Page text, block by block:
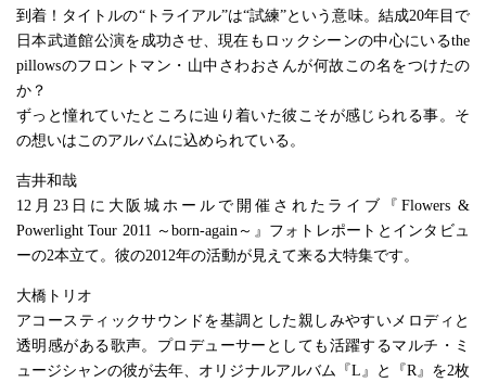
到着！タイトルの“トライアル”は“試練”という意味。結成20年目で
日本武道館公演を成功させ、現在もロックシーンの中心にいるthe
pillowsのフロントマン・山中さわおさんが何故この名をつけたの
か？
ずっと憧れていたところに辿り着いた彼こそが感じられる事。そ
の想いはこのアルバムに込められている。
吉井和哉
12月23日に大阪城ホールで開催されたライブ『Flowers &
Powerlight Tour 2011 ～born-again～』フォトレポートとインタビュ
ーの2本立て。彼の2012年の活動が見えて来る大特集です。
大橋トリオ
アコースティックサウンドを基調とした親しみやすいメロディと
透明感がある歌声。プロデューサーとしても活躍するマルチ・ミ
ュージシャンの彼が去年、オリジナルアルバム『L』と『R』を2枚